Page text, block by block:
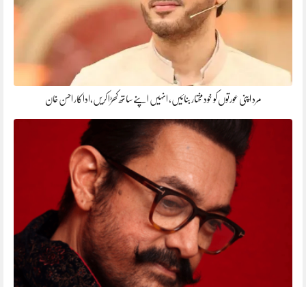
مرد اپنی عورتوں کو خود مختار بنائیں، انہیں اپنے ساتھ کھڑا کریں،اداکار احسن خان